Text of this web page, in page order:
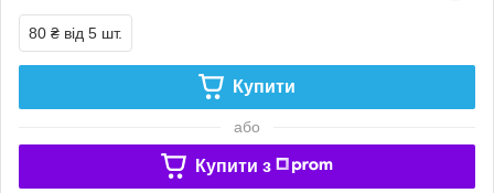
80 ₴ від 5 шт.
Купити
або
Купити з